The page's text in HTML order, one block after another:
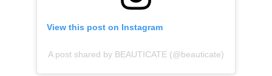
View this post on Instagram
A post shared by BEAUTICATE (@beauticate)